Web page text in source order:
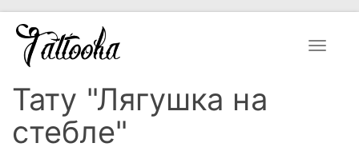
Toggle
Тату "Лягушка на
стебле"